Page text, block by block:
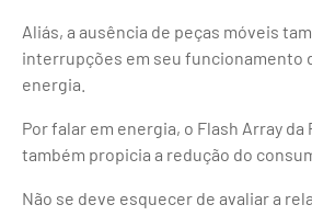
Aliás, a ausência de peças móveis
interrupções em seu funcionamento
energia.
Por falar em energia, o Flash Array da
também propicia a redução do
Não se deve esquecer de avaliar a